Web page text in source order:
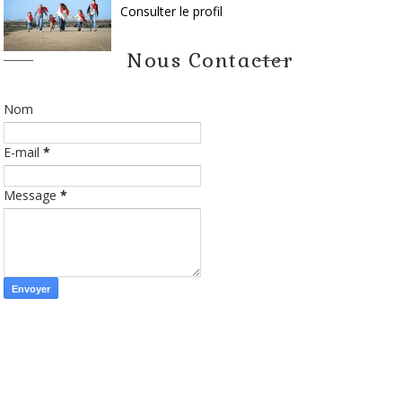
Consulter le profil
Nous Contacter
Nom
E-mail *
Message *